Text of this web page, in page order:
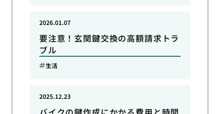
要注意！玄関鍵交換の高額請求トラ
ブル
2026.01.07
生活
2025.12.23